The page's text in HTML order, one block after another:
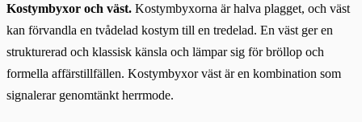
Kostymbyxor och väst. Kostymbyxorna är halva plagget, och väst
kan förvandla en tvådelad kostym till en tredelad. En väst ger en
strukturerad och klassisk känsla och lämpar sig för bröllop och
formella affärstillfällen. Kostymbyxor väst är en kombination som
signalerar genomtänkt herrmode.